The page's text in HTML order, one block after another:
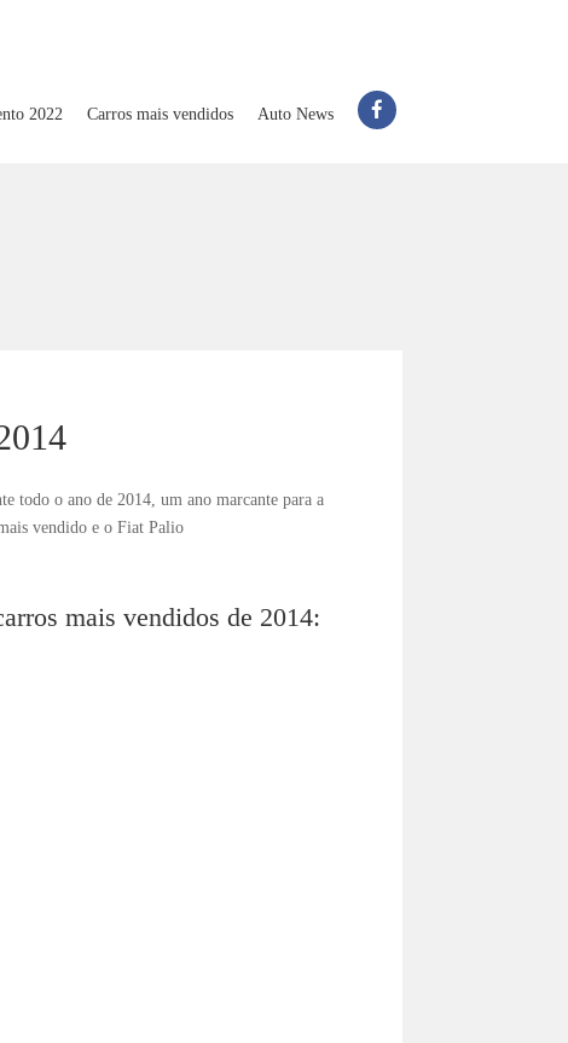
2022 Carros mais vendidos Auto News
todo o ano de 2014, um ano marcante para a
vendido e o Fiat Palio
mais vendidos de 2014: